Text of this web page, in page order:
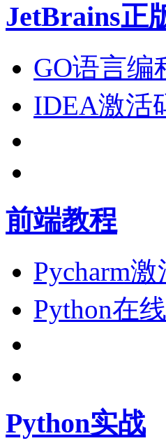
JetBrains正
GO语言编
IDEA激活
前端教程
Pycharm激
Python在
Python实战